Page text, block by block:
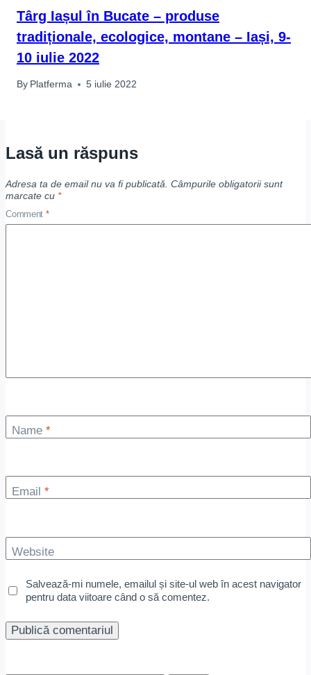
Târg Iașul în Bucate – produse
tradiționale, ecologice, montane – Iași, 9-
10 iulie 2022
By Platferma 5 iulie 2022
Lasă un răspuns
Adresa ta de email nu va fi publicată. Câmpurile obligatorii sunt
marcate cu *
Comment *
Name *
Email *
Website
Salvează-mi numele, emailul și site-ul web în acest navigator
pentru data viitoare când o să comentez.